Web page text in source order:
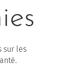
sur les